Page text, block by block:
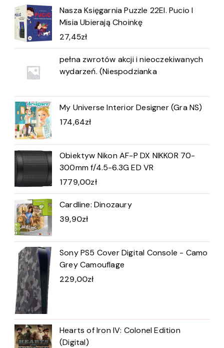
Nasza Księgarnia Puzzle 22El. Pucio I
Misia Ubierają Choinkę
27,45zł
pełna zwrotów akcji i nieoczekiwanych
wydarzeń. (Niespodzianka
My Universe Interior Designer (Gra NS)
174,64zł
Obiektyw Nikon AF-P DX NIKKOR 70-
300mm f/4.5-6.3G ED VR
1779,00zł
Cardline: Dinozaury
39,90zł
Sony PS5 Cover Digital Console - Camo
Grey Camouflage
229,00zł
Hearts of Iron IV: Colonel Edition
(Digital)